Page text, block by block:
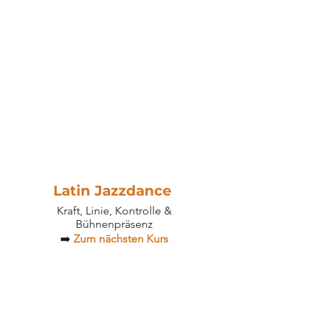
Latin Jazzdance
Kraft, Linie, Kontrolle &
Bühnenpräsenz
➡️Zum nächsten Kurs